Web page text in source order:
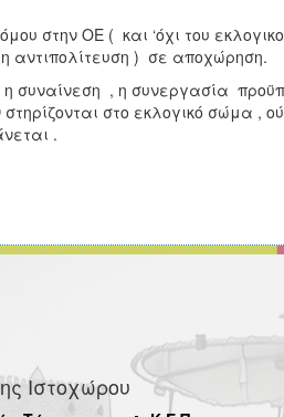
στην ΟΕ ( και ‘όχι του
αντιπολίτευση ) σε αποχώρηση.
συναίνεση , η συνεργασία
στηρίζονται στο εκλογικό σώμα
.
Ιστοχώρου